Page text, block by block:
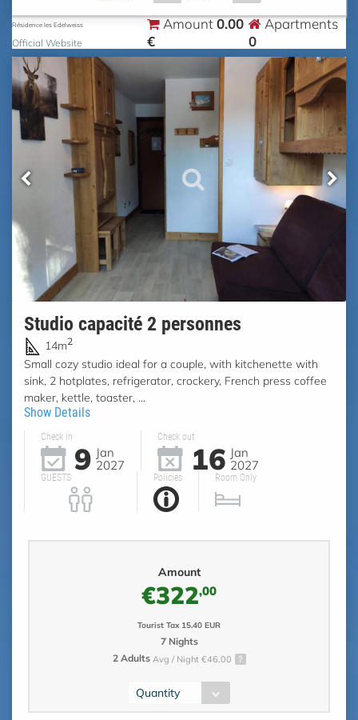
Résidence les Edelweiss
Official Website
Amount0.00
€
Apartments
0
Studio capacité 2 personnes
14m2
Small cozy studio ideal for a couple, with kitchenette with
sink, 2 hotplates, refrigerator, crockery, French press coffee
maker, kettle, toaster, ...
Show Details
Check in
9 Jan
2027
Check out
16 Jan
2027
GUESTS Policies Room Only
Amount
€322,00
Tourist Tax 15.40 EUR
7 Nights
2 Adults Avg / Night €46.00
Quantity